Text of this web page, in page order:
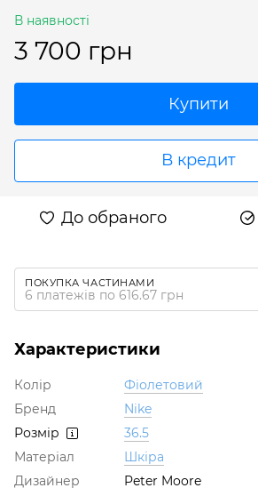
В наявності
3 700 грн
Купити
В кредит
До обраного
ПОКУПКА ЧАСТИНАМИ
6 платежів по 616.67 грн
Характеристики
Колір
Фіолетовий
Бренд
Nike
Розмір
36.5
Матеріал
Шкіра
Дизайнер
Peter Moore